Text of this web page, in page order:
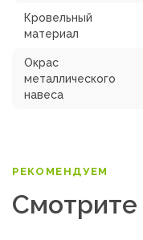
Кровельный
материал
Окрас
металлического
навеса
РЕКОМЕНДУЕМ
Смотрите